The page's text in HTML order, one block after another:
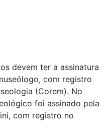
devem ter a assinatura
com registro
(Corem). No
foi assinado pela
com registro no